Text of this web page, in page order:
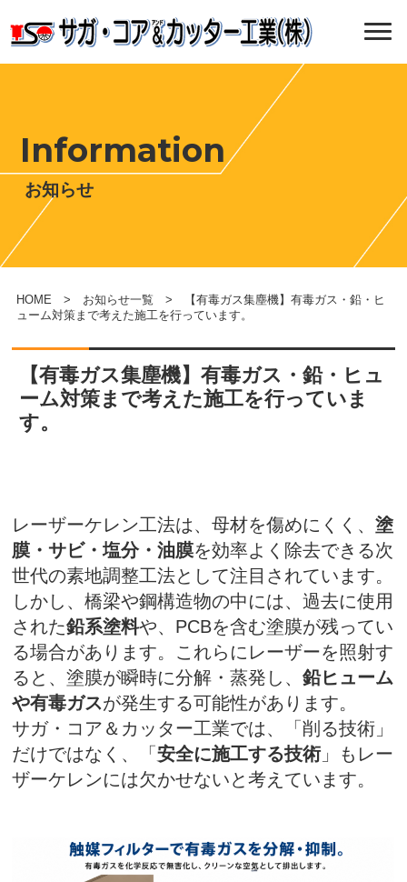
Information
お知らせ
HOME > お知らせ一覧 > 【有毒ガス集塵機】有毒ガス・鉛・ヒ
ューム対策まで考えた施工を行っています。
【有毒ガス集塵機】有毒ガス・鉛・ヒュ
ーム対策まで考えた施工を行っていま
す。
レーザーケレン工法は、母材を傷めにくく、塗
膜・サビ・塩分・油膜を効率よく除去できる次
世代の素地調整工法として注目されています。
しかし、橋梁や鋼構造物の中には、過去に使用
された鉛系塗料や、PCBを含む塗膜が残ってい
る場合があります。これらにレーザーを照射す
ると、塗膜が瞬時に分解・蒸発し、鉛ヒューム
や有毒ガスが発生する可能性があります。
サガ・コア＆カッター工業では、「削る技術」
だけではなく、「安全に施工する技術」もレー
ザーケレンには欠かせないと考えています。